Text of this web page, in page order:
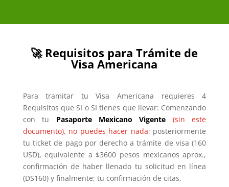
🚀 Requisitos para Trámite de
Visa Americana
Para tramitar tu Visa Americana requieres 4
Requisitos que SI o SI tienes que llevar: Comenzando
con tu Pasaporte Mexicano Vigente
(sin este
documento), no puedes hacer nada; posteriormente
tu ticket de pago por derecho a trámite de visa (160
USD), equivalente a $3600 pesos mexicanos aprox.,
confirmación de haber llenado tu solicitud en línea
(DS160) y finalmente; tu confirmación de citas.